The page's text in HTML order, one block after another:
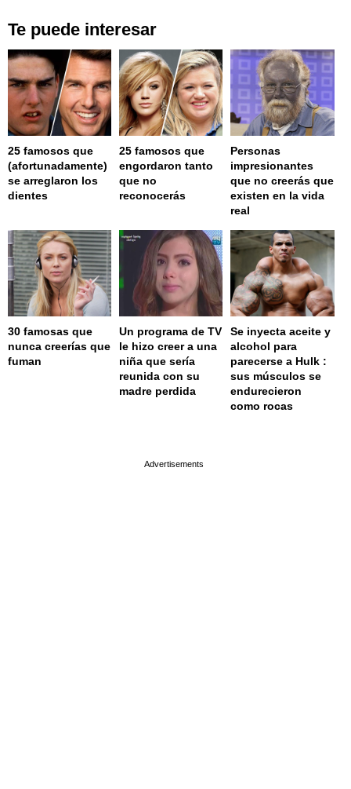
Te puede interesar
25 famosos que
(afortunadamente)
se arreglaron los
dientes
25 famosos que
engordaron tanto
que no
reconocerás
Personas
impresionantes
que no creerás que
existen en la vida
real
30 famosas que
nunca creerías que
fuman
Un programa de TV
le hizo creer a una
niña que sería
reunida con su
madre perdida
Se inyecta aceite y
alcohol para
parecerse a Hulk :
sus músculos se
endurecieron
como rocas